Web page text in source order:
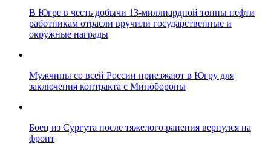
В Югре в честь добычи 13-миллиардной тонны нефти
работникам отрасли вручили государственные и
окружные награды
Мужчины со всей России приезжают в Югру для
заключения контракта с Минобороны
Боец из Сургута после тяжелого ранения вернулся на
фронт